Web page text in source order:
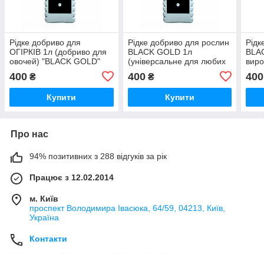
Рідке добриво для
ОГІРКІВ 1л (добриво для
овочей) "BLACK GOLD"
400 ₴
Купити
Рідке добриво для рослин
BLACK GOLD 1л
(універсальне для любих
400₴
Купити
400
Про нас
94% позитивних з 288 відгуків за рік
Працює з 12.02.2014
м. Київ
проспект Володимира Івасюка, 64/59, 04213, Київ,
Україна
Контакти